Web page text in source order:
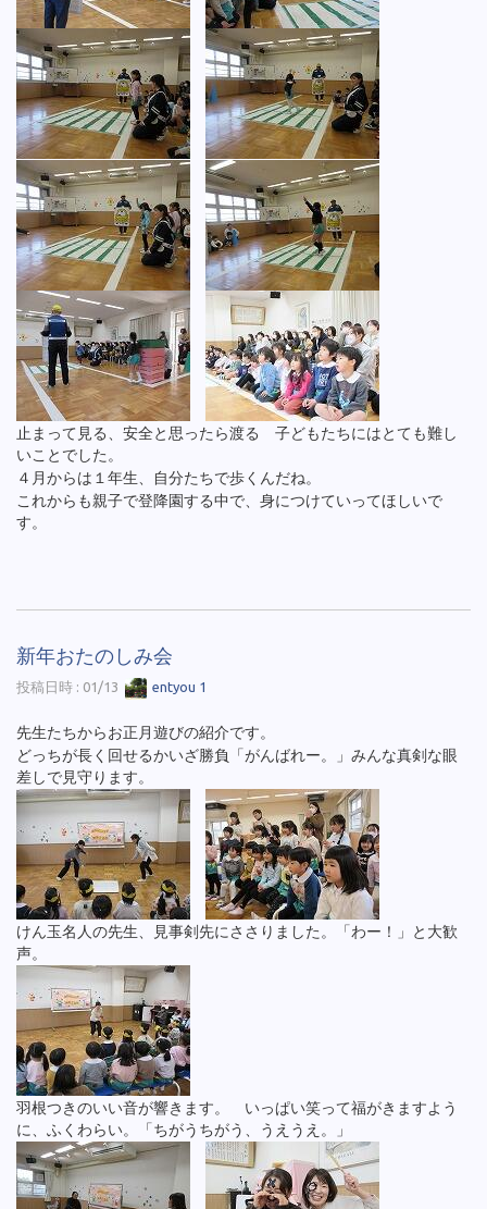
止まって見る、安全と思ったら渡る 子どもたちにはとても難し
いことでした。
４月からは１年生、自分たちで歩くんだね。
これからも親子で登降園する中で、身につけていってほしいで
す。
新年おたのしみ会
投稿日時 : 01/13 entyou 1
先生たちからお正月遊びの紹介です。
どっちが長く回せるかいざ勝負「がんばれー。」みんな真剣な眼
差しで見守ります。
けん玉名人の先生、見事剣先にささりました。「わー！」と大歓
声。
羽根つきのいい音が響きます。 いっぱい笑って福がきますよう
に、ふくわらい。「ちがうちがう、うえうえ。」